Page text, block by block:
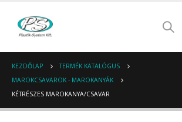
KEZDŐLAP
TERMÉK KATALÓGUS
MAROKCSAVAROK - MAROKANYÁK
KÉTRÉSZES MAROKANYA/CSAVAR